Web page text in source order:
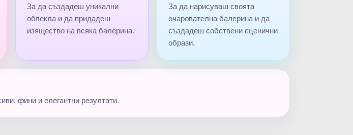
За да създадеш уникални
облекла и да придадеш
изящество на всяка балерина.
За да нарисуваш своята
очарователна балерина и да
създадеш собствени сценични
образи.
фини и елегантни резултати.